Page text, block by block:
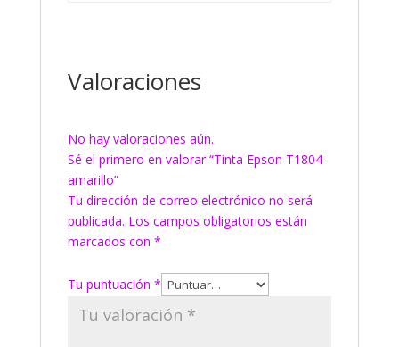
Valoraciones
No hay valoraciones aún.
Sé el primero en valorar “Tinta Epson T1804
amarillo”
Tu dirección de correo electrónico no será
publicada. Los campos obligatorios están
marcados con *
Tu puntuación *